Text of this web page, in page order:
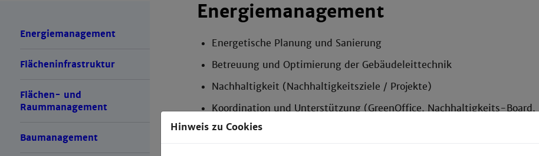
Energiemanagement
Flächeninfrastruktur
Flächen- und
Raummanagement
Baumanagement
Energiemanagement
Energetische Planung und Sanierung
Betreuung und Optimierung der Gebäudeleittechnik
Nachhaltigkeit (Nachhaltigkeitsziele / Projekte)
Koordination und Unterstützung (GreenOffice, Nachhaltigkeits-Board,
Klimamanager)
Hinweis zu Cookies